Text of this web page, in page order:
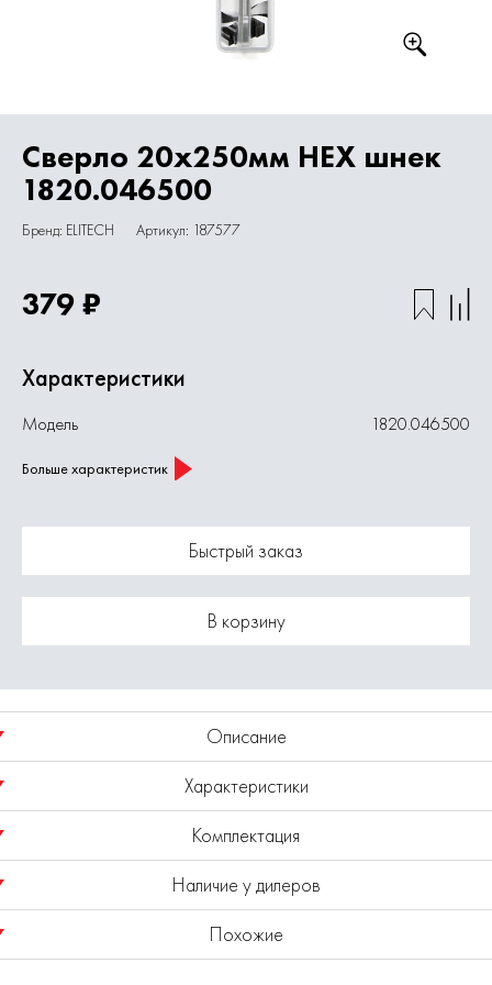
Сверло 20х250мм HEX шнек
1820.046500
Бренд: ELITECH Артикул: 187577
379 ₽
Характеристики
Модель 1820.046500
Больше характеристик
Быстрый заказ
В корзину
Описание
Сверло по дереву шнековое с центрирующим острием.
Хвостовик шестигранный.
Характеристики
Модель 1820.046500
Комплектация
Наличие у дилеров
Показано наличие в регионе
Похожие